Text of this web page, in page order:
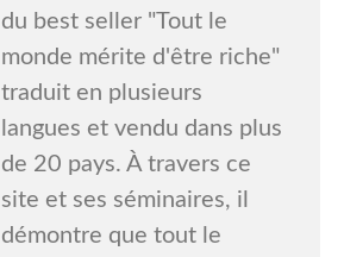
du best seller "Tout le
monde mérite d'être riche"
traduit en plusieurs
langues et vendu dans plus
de 20 pays. À travers ce
site et ses séminaires, il
démontre que tout le